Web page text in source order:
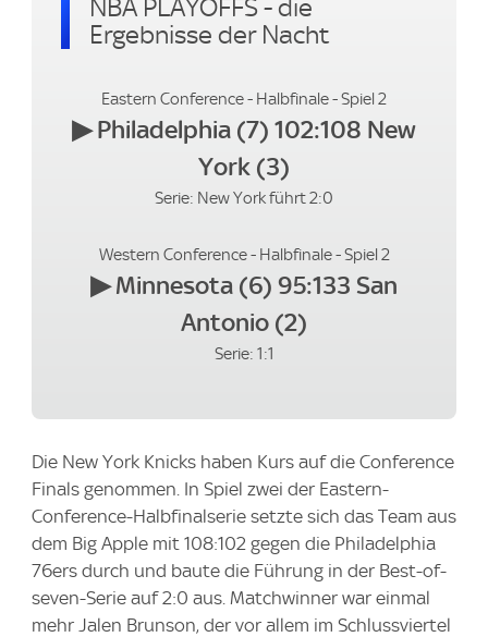
NBA PLAYOFFS - die
Ergebnisse der Nacht
Eastern Conference - Halbfinale - Spiel 2
▶Philadelphia (7) 102:108 New
York (3)
Serie: New York führt 2:0
Western Conference - Halbfinale - Spiel 2
▶Minnesota (6) 95:133 San
Antonio (2)
Serie: 1:1
Die New York Knicks haben Kurs auf die Conference
Finals genommen. In Spiel zwei der Eastern-
Conference-Halbfinalserie setzte sich das Team aus
dem Big Apple mit 108:102 gegen die Philadelphia
76ers durch und baute die Führung in der Best-of-
seven-Serie auf 2:0 aus. Matchwinner war einmal
mehr Jalen Brunson, der vor allem im Schlussviertel